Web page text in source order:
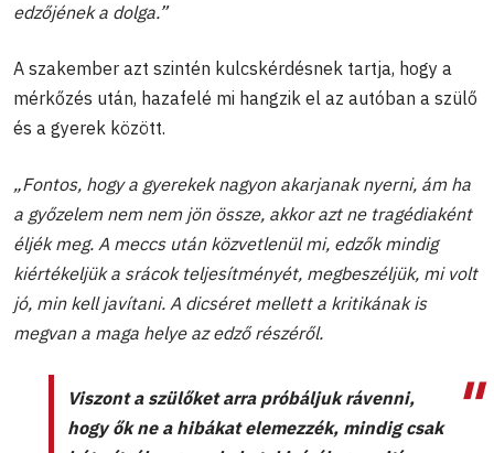
edzőjének a dolga.”
A szakember azt szintén kulcskérdésnek tartja, hogy a
mérkőzés után, hazafelé mi hangzik el az autóban a szülő
és a gyerek között.
„Fontos, hogy a gyerekek nagyon akarjanak nyerni, ám ha
a győzelem nem nem jön össze, akkor azt ne tragédiaként
éljék meg. A meccs után közvetlenül mi, edzők mindig
kiértékeljük a srácok teljesítményét, megbeszéljük, mi volt
jó, min kell javítani. A dicséret mellett a kritikának is
megvan a maga helye az edző részéről.
Viszont a szülőket arra próbáljuk rávenni,
hogy ők ne a hibákat elemezzék, mindig csak